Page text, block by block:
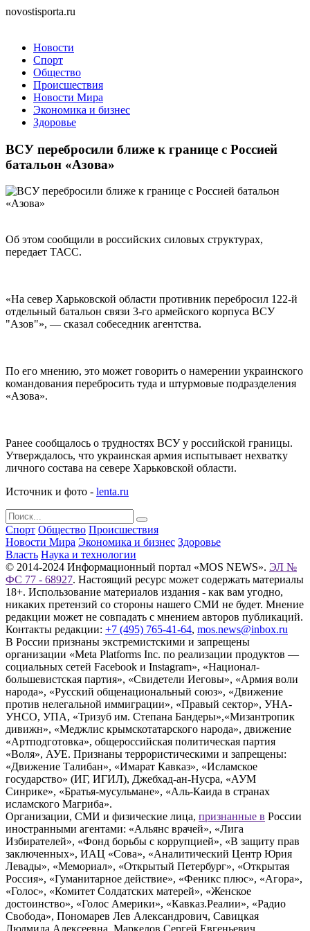
novostisporta.ru
Новости
Спорт
Общество
Происшествия
Новости Мира
Экономика и бизнес
Здоровье
ВСУ перебросили ближе к границе с Россией
батальон «Азова»
Об этом сообщили в российских силовых структурах,
передает ТАСС.
«На север Харьковской области противник перебросил 122-й
отдельный батальон связи 3-го армейского корпуса ВСУ
"Азов"», — сказал собеседник агентства.
По его мнению, это может говорить о намерении украинского
командования перебросить туда и штурмовые подразделения
«Азова».
Ранее сообщалось о трудностях ВСУ у российской границы.
Утверждалось, что украинская армия испытывает нехватку
личного состава на севере Харьковской области.
Источник и фото - lenta.ru
Спорт Общество Происшествия
Новости Мира Экономика и бизнес Здоровье
Власть Наука и технологии
© 2014-2024 Информационный портал «MOS NEWS». ЭЛ №
ФС 77 - 68927. Настоящий ресурс может содержать материалы
18+. Использование материалов издания - как вам угодно,
никаких претензий со стороны нашего СМИ не будет. Мнение
редакции может не совпадать с мнением авторов публикаций.
Контакты редакции: +7 (495) 765-41-64, mos.news@inbox.ru
В России признаны экстремистскими и запрещены
организации «Meta Platforms Inc. по реализации продуктов —
социальных сетей Facebook и Instagram», «Национал-
большевистская партия», «Свидетели Иеговы», «Армия воли
народа», «Русский общенациональный союз», «Движение
против нелегальной иммиграции», «Правый сектор», УНА-
УНСО, УПА, «Тризуб им. Степана Бандеры»,«Мизантропик
дивижн», «Меджлис крымскотатарского народа», движение
«Артподготовка», общероссийская политическая партия
«Воля», АУЕ. Признаны террористическими и запрещены:
«Движение Талибан», «Имарат Кавказ», «Исламское
государство» (ИГ, ИГИЛ), Джебхад-ан-Нусра, «АУМ
Синрике», «Братья-мусульмане», «Аль-Каида в странах
исламского Магриба».
Организации, СМИ и физические лица, признанные в России
иностранными агентами: «Альянс врачей», «Лига
Избирателей», «Фонд борьбы с коррупцией», «В защиту прав
заключенных», ИАЦ «Сова», «Аналитический Центр Юрия
Левады», «Мемориал», «Открытый Петербург», «Открытая
Россия», «Гуманитарное действие», «Феникс плюс», «Агора»,
«Голос», «Комитет Солдатских матерей», «Женское
достоинство», «Голос Америки», «Кавказ.Реалии», «Радио
Свобода», Пономарев Лев Александрович, Савицкая